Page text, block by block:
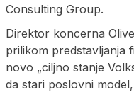
Consulting Group.
Direktor koncerna
prilikom predstavljanja
novo „ciljno stanje
da stari poslovni